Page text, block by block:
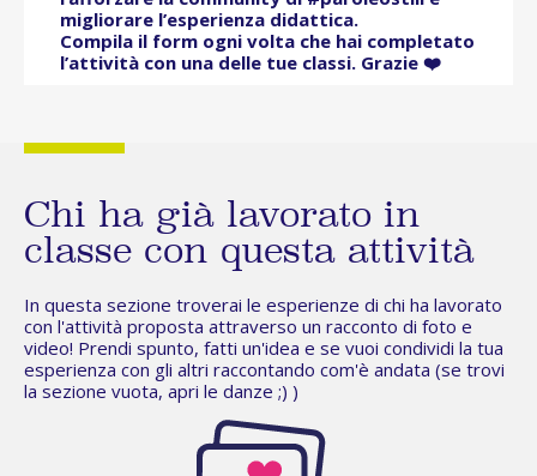
migliorare l’esperienza didattica.
Compila il form ogni volta che hai completato
l’attività con una delle tue classi. Grazie ❤️
Chi ha già lavorato in
classe con questa attività
In questa sezione troverai le esperienze di chi ha lavorato
con l'attività proposta attraverso un racconto di foto e
video! Prendi spunto, fatti un'idea e se vuoi condividi la tua
esperienza con gli altri raccontando com'è andata (se trovi
la sezione vuota, apri le danze ;) )